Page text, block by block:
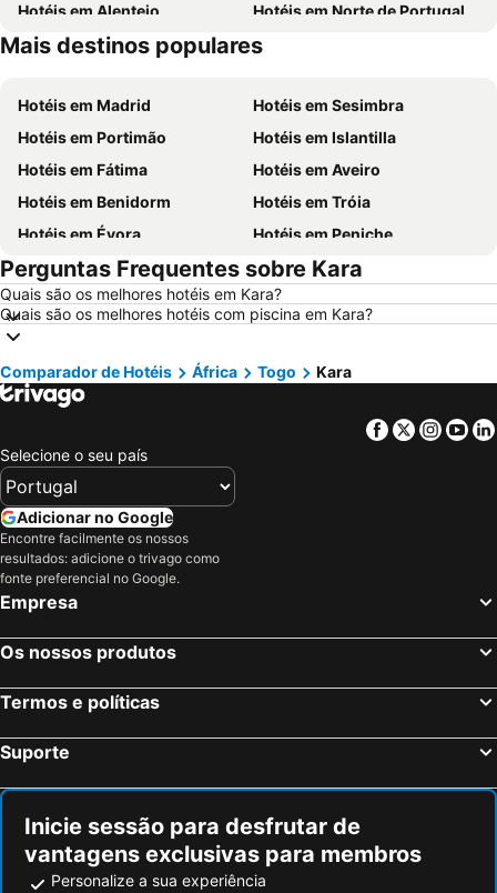
Hotéis em Alentejo
Hotéis em Norte de Portugal
Hotéis em Madeira
Hotéis em Espanha
Mais destinos populares
Hotéis em Madrid
Hotéis em Sesimbra
Hotéis em Portimão
Hotéis em Islantilla
Hotéis em Fátima
Hotéis em Aveiro
Hotéis em Benidorm
Hotéis em Tróia
Hotéis em Évora
Hotéis em Peniche
Hotéis em Porto Santo
Hotéis em Barcelona
Hotéis em Sangenjo
Hotéis em Nazaré
Hotéis em Vigo
Hotéis em Vila Nova de Milfontes
Hotéis em Isla Canela
Hotéis em Roma
Hotéis em Vilamoura
Hotéis em Málaga
Hotéis em Minorca
Hotéis em Andaluzia
Hotéis em Douro
Hotéis em Ibiza
Hotéis em Serra da Estrela
Hotéis em Gran Canaria
Hotéis em Costa de Almería
Hotéis em Região de Viana do Castelo
Perguntas Frequentes sobre Kara
Quais são os melhores hotéis em Kara?
Quais são os melhores hotéis com piscina em Kara?
Comparador de Hotéis África Togo Kara
Facebook
Twitter
Selecione o seu país
Adicionar no Google
Encontre facilmente os nossos
resultados: adicione o trivago como
fonte preferencial no Google.
Empresa
Os nossos produtos
Termos e políticas
Suporte
Inicie sessão para desfrutar de
vantagens exclusivas para membros
Personalize a sua experiência